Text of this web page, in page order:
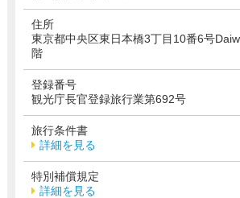
住所
東京都中央区東日本橋3丁目10番6号
階
登録番号
観光庁長官登録旅行業第692号
旅行条件書
詳細を見る
特別補償規定
詳細を見る